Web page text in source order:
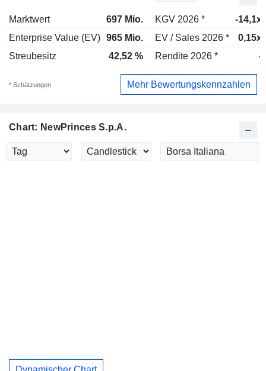
Marktwert 697 Mio. KGV 2026 *
-14,1x
Enterprise Value (EV) 965 Mio. EV / Sales 2026 *
0,15x
Streubesitz
42,52 % Rendite 2026 * -
* Schätzungen Mehr Bewertungskennzahlen
Chart: NewPrinces S.p.A.